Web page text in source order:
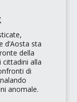
d’Aosta sta
della
cittadini alla
di
anomale.